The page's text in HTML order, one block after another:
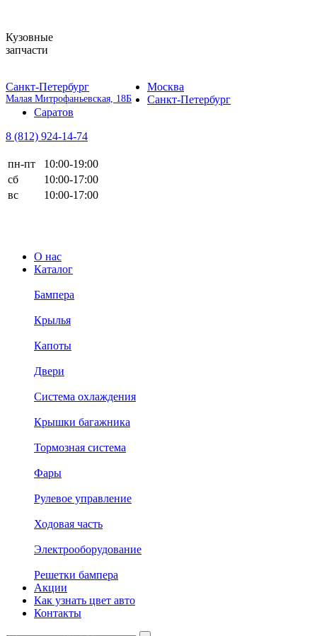
Кузовные
запчасти
Санкт-Петербург
Малая Митрофаньевская, 18Б
Москва
Санкт-Петербург
Саратов
8 (812) 924-14-74
пн-пт
10:00-19:00
сб
10:00-17:00
вс
10:00-17:00
О нас
Каталог
Бампера
Крылья
Капоты
Двери
Система охлаждения
Крышки багажника
Тормозная система
Фары
Рулевое управление
Ходовая часть
Электрооборудование
Решетки бампера
Акции
Как узнать цвет авто
Контакты